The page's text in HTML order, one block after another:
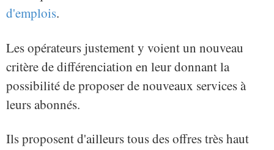
d'emplois.
Les opérateurs justement y voient un nouveau
critère de différenciation en leur donnant la
possibilité de proposer de nouveaux services à
leurs abonnés.
Ils proposent d'ailleurs tous des offres très haut